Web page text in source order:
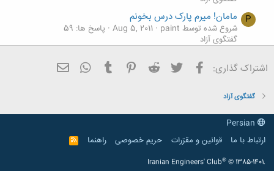
P مامان! میرم پارک درس بخونم
شروع شده توسط paint Aug 5, 2011 پاسخ ها: 59
گفتگوی آزاد
داستان مامان
شروع شده توسط sir.i Feb 28, 2011
پاسخ ها: 2
اشتراک گذاری: فیسبوک تویتر Reddit
Pinterest
Tumblr
WhatsApp
گفتگوی آزاد
ارتباط با ما
قوانین و مقرّرات حریم خصوصی راهنما
R
S
Iranian Engineers' Club® © 1385-1401.